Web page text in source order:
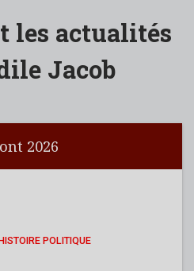
les actualités
Jacob
2026
POLITIQUE